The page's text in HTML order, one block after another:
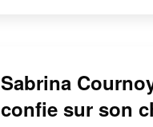
Sabrina
confie sur son